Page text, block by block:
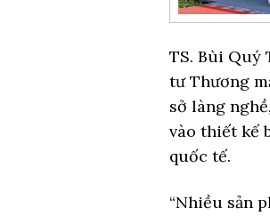
TS. Bùi Quý
tư Thương
sở làng
vào thiết kế
quốc tế.
“Nhiều sản